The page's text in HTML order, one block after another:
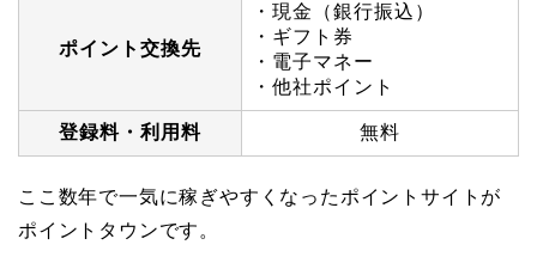
ポイント交換先
・現金（銀行振込）
・ギフト券
・電子マネー
・他社ポイント
登録料・利用料 無料
ここ数年で一気に稼ぎやすくなったポイントサイトが
ポイントタウンです。